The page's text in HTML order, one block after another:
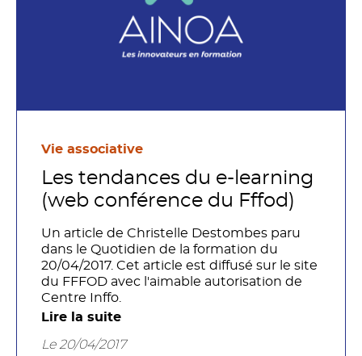
Vie associative
Les tendances du e-learning
(web conférence du Fffod)
Un article de Christelle Destombes paru
dans le Quotidien de la formation du
20/04/2017. Cet article est diffusé sur le site
du FFFOD avec l'aimable autorisation de
Centre Inffo.
Lire la suite
Le 20/04/2017